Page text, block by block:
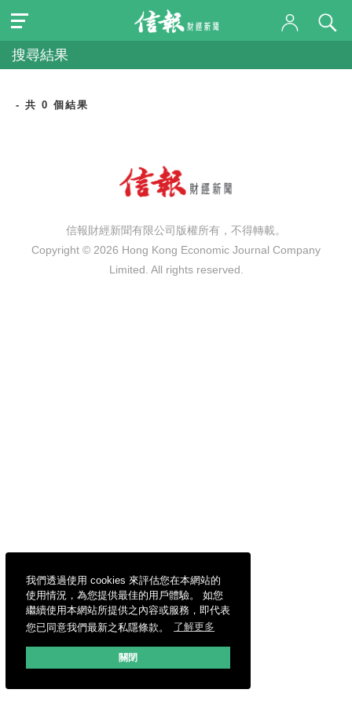
我們透過使用 cookies 來評估您在本網站的
使用情況，為您提供最佳的用戶體驗。 如您
繼續使用本網站所提供之內容或服務，即代表
您已同意我們最新之私隱條款。
了解更多
關閉
搜尋結果
- 共 0 個結果
信報財經新聞有限公司版權所有，不得轉載。
Copyright © 2026 Hong Kong Economic Journal Company
Limited. All rights reserved.